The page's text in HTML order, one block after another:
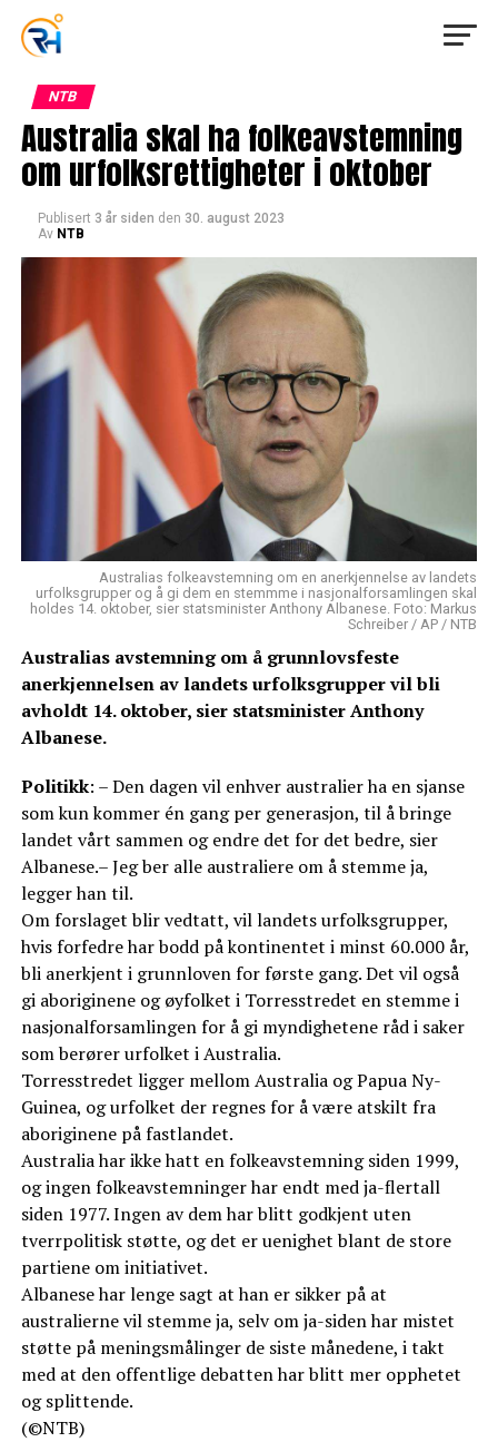
NTB
Australia skal ha folkeavstemning
om urfolksrettigheter i oktober
Publisert 3 år siden den 30. august 2023
Av NTB
Australias folkeavstemning om en anerkjennelse av landets
urfolksgrupper og å gi dem en stemmme i nasjonalforsamlingen skal
holdes 14. oktober, sier statsminister Anthony Albanese. Foto: Markus
Schreiber / AP / NTB
Australias avstemning om å grunnlovsfeste
anerkjennelsen av landets urfolksgrupper vil bli
avholdt 14. oktober, sier statsminister Anthony
Albanese.
Politikk: – Den dagen vil enhver australier ha en sjanse
som kun kommer én gang per generasjon, til å bringe
landet vårt sammen og endre det for det bedre, sier
Albanese.– Jeg ber alle australiere om å stemme ja,
legger han til.
Om forslaget blir vedtatt, vil landets urfolksgrupper,
hvis forfedre har bodd på kontinentet i minst 60.000 år,
bli anerkjent i grunnloven for første gang. Det vil også
gi aboriginene og øyfolket i Torresstredet en stemme i
nasjonalforsamlingen for å gi myndighetene råd i saker
som berører urfolket i Australia.
Torresstredet ligger mellom Australia og Papua Ny-
Guinea, og urfolket der regnes for å være atskilt fra
aboriginene på fastlandet.
Australia har ikke hatt en folkeavstemning siden 1999,
og ingen folkeavstemninger har endt med ja-flertall
siden 1977. Ingen av dem har blitt godkjent uten
tverrpolitisk støtte, og det er uenighet blant de store
partiene om initiativet.
Albanese har lenge sagt at han er sikker på at
australierne vil stemme ja, selv om ja-siden har mistet
støtte på meningsmålinger de siste månedene, i takt
med at den offentlige debatten har blitt mer opphetet
og splittende.
(©NTB)